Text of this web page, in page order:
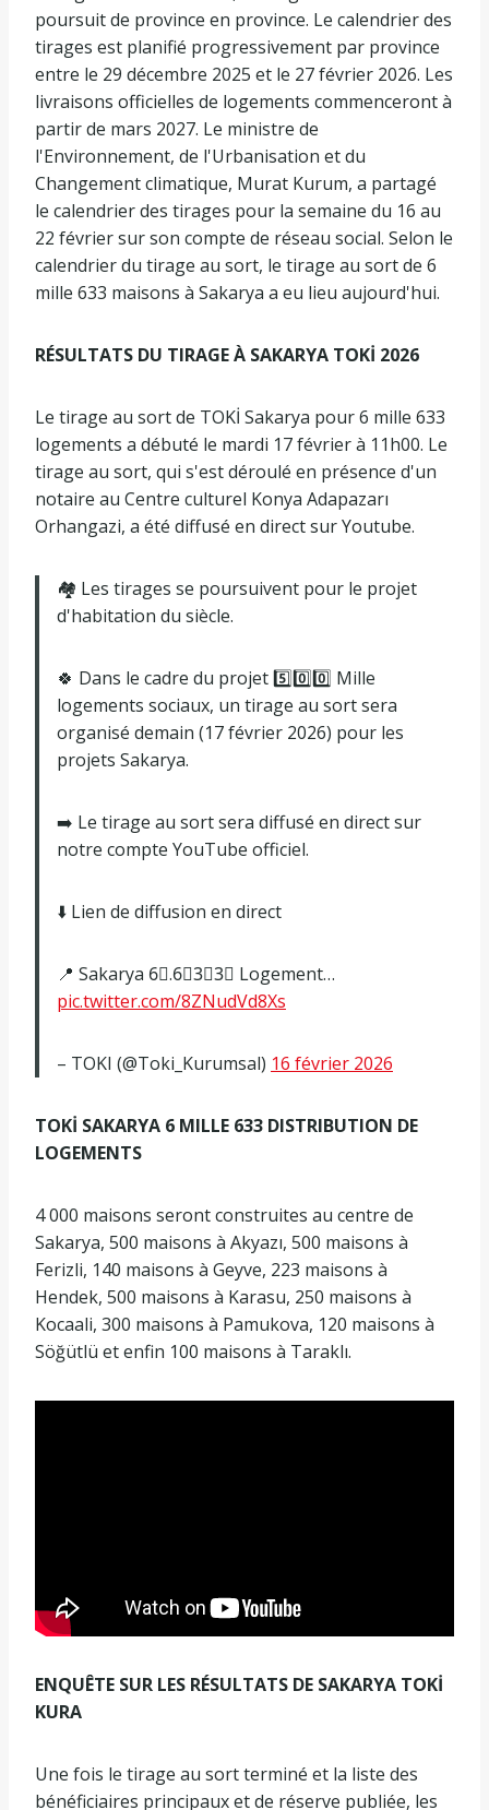
poursuit de province en province. Le calendrier des
tirages est planifié progressivement par province
entre le 29 décembre 2025 et le 27 février 2026. Les
livraisons officielles de logements commenceront à
partir de mars 2027. Le ministre de
l'Environnement, de l'Urbanisation et du
Changement climatique, Murat Kurum, a partagé
le calendrier des tirages pour la semaine du 16 au
22 février sur son compte de réseau social. Selon le
calendrier du tirage au sort, le tirage au sort de 6
mille 633 maisons à Sakarya a eu lieu aujourd'hui.
RÉSULTATS DU TIRAGE À SAKARYA TOKİ 2026
Le tirage au sort de TOKİ Sakarya pour 6 mille 633
logements a débuté le mardi 17 février à 11h00. Le
tirage au sort, qui s'est déroulé en présence d'un
notaire au Centre culturel Konya Adapazarı
Orhangazi, a été diffusé en direct sur Youtube.
🏘️ Les tirages se poursuivent pour le projet
d'habitation du siècle.
🍀 Dans le cadre du projet 5️⃣0️⃣0️⃣ Mille
logements sociaux, un tirage au sort sera
organisé demain (17 février 2026) pour les
projets Sakarya.
➡️ Le tirage au sort sera diffusé en direct sur
notre compte YouTube officiel.
⬇️ Lien de diffusion en direct
📍 Sakarya 6⃣.6⃣3⃣3⃣ Logement…
pic.twitter.com/8ZNudVd8Xs
– TOKI (@Toki_Kurumsal) 16 février 2026
TOKİ SAKARYA 6 MILLE 633 DISTRIBUTION DE
LOGEMENTS
4 000 maisons seront construites au centre de
Sakarya, 500 maisons à Akyazı, 500 maisons à
Ferizli, 140 maisons à Geyve, 223 maisons à
Hendek, 500 maisons à Karasu, 250 maisons à
Kocaali, 300 maisons à Pamukova, 120 maisons à
Söğütlü et enfin 100 maisons à Taraklı.
ENQUÊTE SUR LES RÉSULTATS DE SAKARYA TOKİ
KURA
Une fois le tirage au sort terminé et la liste des
bénéficiaires principaux et de réserve publiée, les